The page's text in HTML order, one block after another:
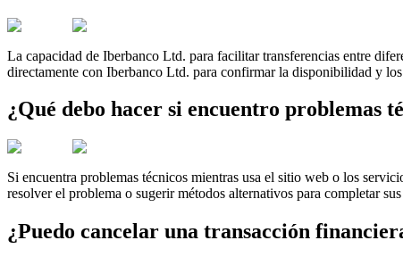
La capacidad de Iberbanco Ltd. para facilitar transferencias entre
directamente con Iberbanco Ltd. para confirmar la disponibilidad y
¿Qué debo hacer si encuentro problemas
Si encuentra problemas técnicos mientras usa el sitio web o los
resolver el problema o sugerir métodos alternativos para completar
¿Puedo cancelar una transacción